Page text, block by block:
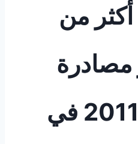
من
مصادرة
صدرت منذ 2011 في